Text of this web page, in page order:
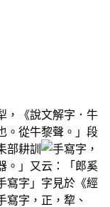
，《說文解字．牛
。從牛黎聲。」段
部耕訓
，
。」又云：「郎奚
」字見於《經
，正，犂、